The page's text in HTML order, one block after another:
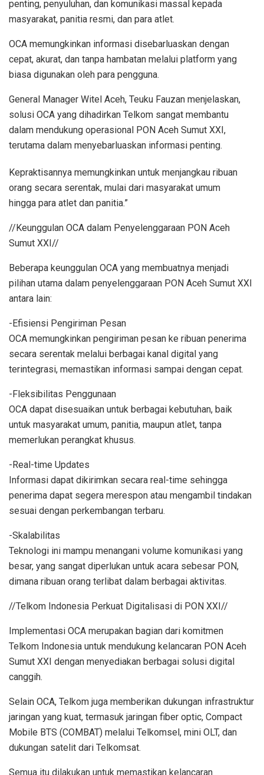
penting, penyuluhan, dan komunikasi massal kepada
masyarakat, panitia resmi, dan para atlet.
OCA memungkinkan informasi disebarluaskan dengan
cepat, akurat, dan tanpa hambatan melalui platform yang
biasa digunakan oleh para pengguna.
General Manager Witel Aceh, Teuku Fauzan menjelaskan,
solusi OCA yang dihadirkan Telkom sangat membantu
dalam mendukung operasional PON Aceh Sumut XXI,
terutama dalam menyebarluaskan informasi penting.
Kepraktisannya memungkinkan untuk menjangkau ribuan
orang secara serentak, mulai dari masyarakat umum
hingga para atlet dan panitia.”
//Keunggulan OCA dalam Penyelenggaraan PON Aceh
Sumut XXI//
Beberapa keunggulan OCA yang membuatnya menjadi
pilihan utama dalam penyelenggaraan PON Aceh Sumut XXI
antara lain:
-Efisiensi Pengiriman Pesan
OCA memungkinkan pengiriman pesan ke ribuan penerima
secara serentak melalui berbagai kanal digital yang
terintegrasi, memastikan informasi sampai dengan cepat.
-Fleksibilitas Penggunaan
OCA dapat disesuaikan untuk berbagai kebutuhan, baik
untuk masyarakat umum, panitia, maupun atlet, tanpa
memerlukan perangkat khusus.
-Real-time Updates
Informasi dapat dikirimkan secara real-time sehingga
penerima dapat segera merespon atau mengambil tindakan
sesuai dengan perkembangan terbaru.
-Skalabilitas
Teknologi ini mampu menangani volume komunikasi yang
besar, yang sangat diperlukan untuk acara sebesar PON,
dimana ribuan orang terlibat dalam berbagai aktivitas.
//Telkom Indonesia Perkuat Digitalisasi di PON XXI//
Implementasi OCA merupakan bagian dari komitmen
Telkom Indonesia untuk mendukung kelancaran PON Aceh
Sumut XXI dengan menyediakan berbagai solusi digital
canggih.
Selain OCA, Telkom juga memberikan dukungan infrastruktur
jaringan yang kuat, termasuk jaringan fiber optic, Compact
Mobile BTS (COMBAT) melalui Telkomsel, mini OLT, dan
dukungan satelit dari Telkomsat.
Semua itu dilakukan untuk memastikan kelancaran